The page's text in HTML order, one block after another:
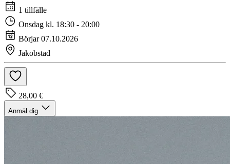
1 tillfälle
Onsdag kl. 18:30 - 20:00
Börjar 07.10.2026
Jakobstad
28,00 €
Anmäl dig